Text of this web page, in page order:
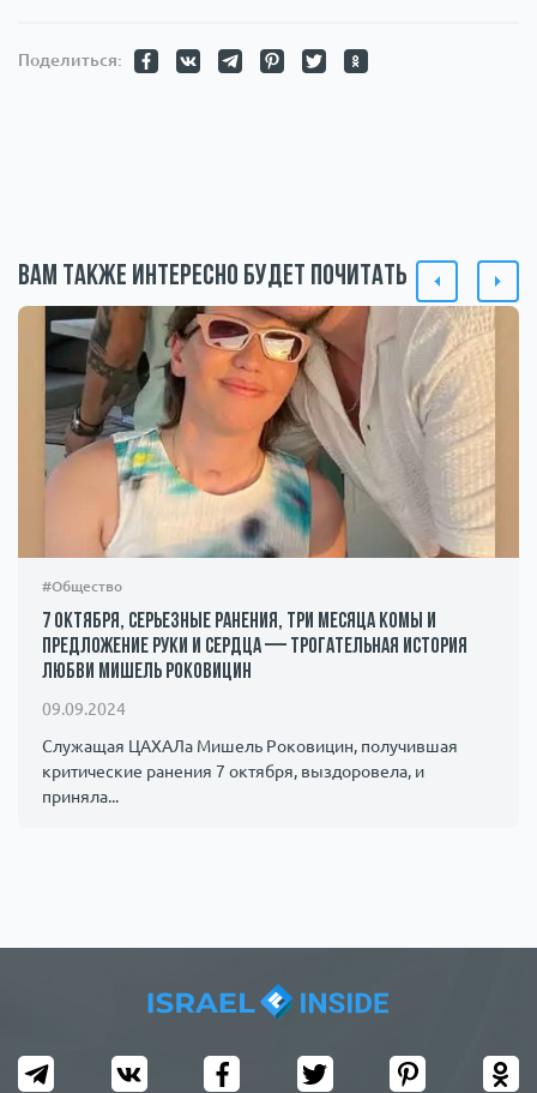
Поделиться:
Вам также интересно будет почитать
#Общество
7 октября, серьезные ранения, три месяца комы и
предложение руки и сердца — трогательная история
любви Мишель Роковицин
09.09.2024
Служащая ЦАХАЛа Мишель Роковицин, получившая
критические ранения 7 октября, выздоровела, и
приняла...